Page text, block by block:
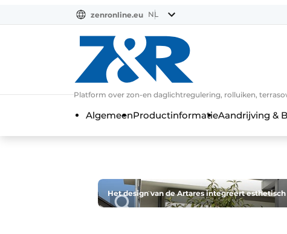
zenronline.eu NL
Platform over zon-en daglichtregulering, rolluiken,
AlgemeenProductinformatieAandrijving &
Het design van de Artares integreert